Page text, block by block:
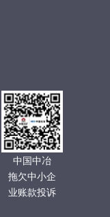
中国中冶
拖欠中小企
业账款投诉